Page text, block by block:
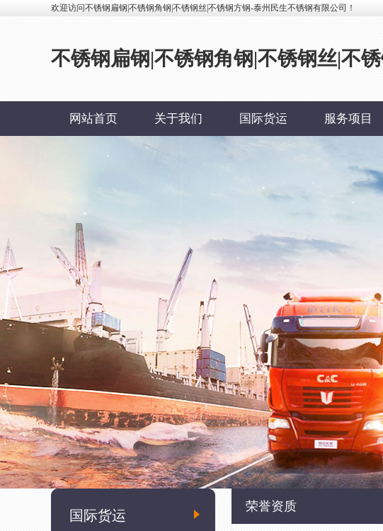
欢迎访问不锈钢扁钢|不锈钢角钢|不锈钢丝|不锈钢方钢-泰州民生不锈钢有限公司！
不锈钢扁钢|不锈钢角钢|不锈钢丝|不
网站首页 关于我们 国际货运 服务项目
国际货运
荣誉资质